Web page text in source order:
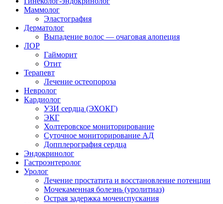
Маммолог
Эластография
Дерматолог
Выпадение волос — очаговая алопеция
ЛОР
Гайморит
Отит
Терапевт
Лечение остеопороза
Невролог
Кардиолог
УЗИ сердца (ЭХОКГ)
ЭКГ
Холтеровское мониторирование
Суточное мониторирование АД
Допплерография сердца
Эндокринолог
Гастроэнтеролог
Уролог
Лечение простатита и восстановление потенции
Мочекаменная болезнь (уролитиаз)
Острая задержка мочеиспускания